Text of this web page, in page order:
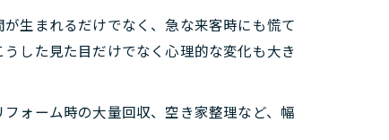
生まれるだけでなく、急な来客時にも慌て
した見た目だけでなく心理的な変化も大き
ォーム時の大量回収、空き家整理など、幅